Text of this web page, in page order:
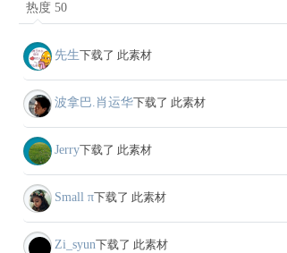
热度 50
先生下载了 此素材
波拿巴.肖运华下载了 此素材
Jerry下载了 此素材
Small π下载了 此素材
Zi_syun下载了 此素材